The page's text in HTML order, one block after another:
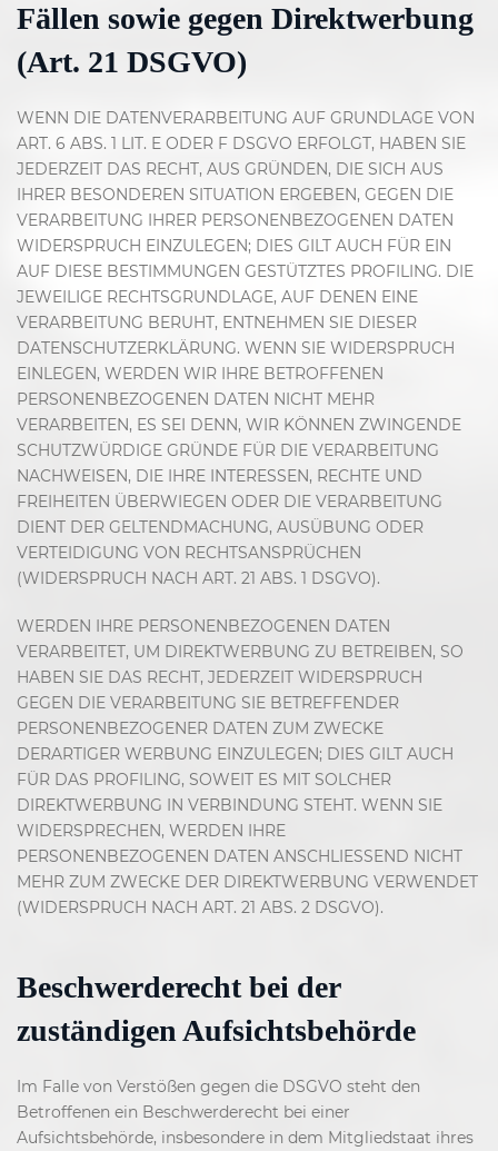
Fällen sowie gegen Direktwerbung
(Art. 21 DSGVO)
WENN DIE DATENVERARBEITUNG AUF GRUNDLAGE VON
ART. 6 ABS. 1 LIT. E ODER F DSGVO ERFOLGT, HABEN SIE
JEDERZEIT DAS RECHT, AUS GRÜNDEN, DIE SICH AUS
IHRER BESONDEREN SITUATION ERGEBEN, GEGEN DIE
VERARBEITUNG IHRER PERSONENBEZOGENEN DATEN
WIDERSPRUCH EINZULEGEN; DIES GILT AUCH FÜR EIN
AUF DIESE BESTIMMUNGEN GESTÜTZTES PROFILING. DIE
JEWEILIGE RECHTSGRUNDLAGE, AUF DENEN EINE
VERARBEITUNG BERUHT, ENTNEHMEN SIE DIESER
DATENSCHUTZERKLÄRUNG. WENN SIE WIDERSPRUCH
EINLEGEN, WERDEN WIR IHRE BETROFFENEN
PERSONENBEZOGENEN DATEN NICHT MEHR
VERARBEITEN, ES SEI DENN, WIR KÖNNEN ZWINGENDE
SCHUTZWÜRDIGE GRÜNDE FÜR DIE VERARBEITUNG
NACHWEISEN, DIE IHRE INTERESSEN, RECHTE UND
FREIHEITEN ÜBERWIEGEN ODER DIE VERARBEITUNG
DIENT DER GELTENDMACHUNG, AUSÜBUNG ODER
VERTEIDIGUNG VON RECHTSANSPRÜCHEN
(WIDERSPRUCH NACH ART. 21 ABS. 1 DSGVO).
WERDEN IHRE PERSONENBEZOGENEN DATEN
VERARBEITET, UM DIREKTWERBUNG ZU BETREIBEN, SO
HABEN SIE DAS RECHT, JEDERZEIT WIDERSPRUCH
GEGEN DIE VERARBEITUNG SIE BETREFFENDER
PERSONENBEZOGENER DATEN ZUM ZWECKE
DERARTIGER WERBUNG EINZULEGEN; DIES GILT AUCH
FÜR DAS PROFILING, SOWEIT ES MIT SOLCHER
DIREKTWERBUNG IN VERBINDUNG STEHT. WENN SIE
WIDERSPRECHEN, WERDEN IHRE
PERSONENBEZOGENEN DATEN ANSCHLIESSEND NICHT
MEHR ZUM ZWECKE DER DIREKTWERBUNG VERWENDET
(WIDERSPRUCH NACH ART. 21 ABS. 2 DSGVO).
Beschwerderecht bei der
zuständigen Aufsichtsbehörde
Im Falle von Verstößen gegen die DSGVO steht den
Betroffenen ein Beschwerderecht bei einer
Aufsichtsbehörde, insbesondere in dem Mitgliedstaat ihres